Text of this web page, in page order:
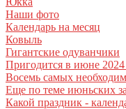
Наши фото
Календарь на месяц
Ковыль
Гигантские одуванчики
Пригодится в июне 2024
Восемь самых
Еще по теме июньских
Какой праздник -